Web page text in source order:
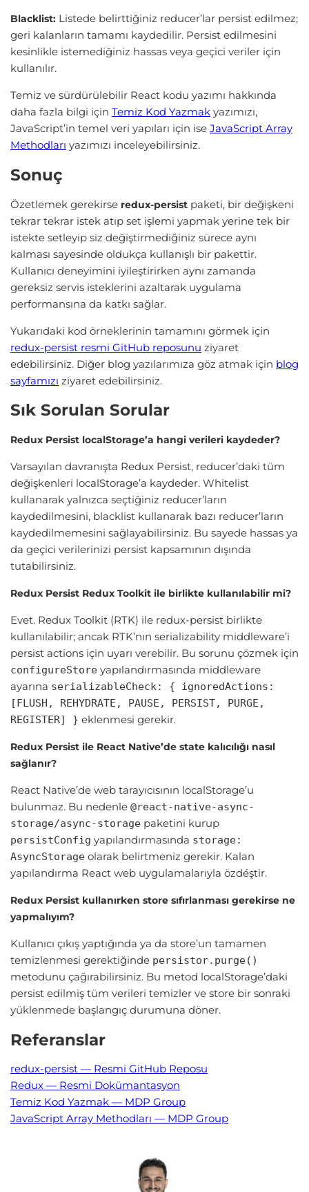
Blacklist: Listede belirttiğiniz reducer’lar persist edilmez;
geri kalanların tamamı kaydedilir. Persist edilmesini
kesinlikle istemediğiniz hassas veya geçici veriler için
kullanılır.
Temiz ve sürdürülebilir React kodu yazımı hakkında
daha fazla bilgi için Temiz Kod Yazmak yazımızı,
JavaScript’in temel veri yapıları için ise JavaScript Array
Methodları yazımızı inceleyebilirsiniz.
Sonuç
Özetlemek gerekirse redux-persist paketi, bir değişkeni
tekrar tekrar istek atıp set işlemi yapmak yerine tek bir
istekte setleyip siz değiştirmediğiniz sürece aynı
kalması sayesinde oldukça kullanışlı bir pakettir.
Kullanıcı deneyimini iyileştirirken aynı zamanda
gereksiz servis isteklerini azaltarak uygulama
performansına da katkı sağlar.
Yukarıdaki kod örneklerinin tamamını görmek için
redux-persist resmi GitHub reposunu ziyaret
edebilirsiniz. Diğer blog yazılarımıza göz atmak için blog
sayfamızı ziyaret edebilirsiniz.
Sık Sorulan Sorular
Redux Persist localStorage’a hangi verileri kaydeder?
Varsayılan davranışta Redux Persist, reducer’daki tüm
değişkenleri localStorage’a kaydeder. Whitelist
kullanarak yalnızca seçtiğiniz reducer’ların
kaydedilmesini, blacklist kullanarak bazı reducer’ların
kaydedilmemesini sağlayabilirsiniz. Bu sayede hassas ya
da geçici verilerinizi persist kapsamının dışında
tutabilirsiniz.
Redux Persist Redux Toolkit ile birlikte kullanılabilir mi?
Evet. Redux Toolkit (RTK) ile redux-persist birlikte
kullanılabilir; ancak RTK’nın serializability middleware’i
persist actions için uyarı verebilir. Bu sorunu çözmek için
configureStore yapılandırmasında middleware
ayarına serializableCheck: { ignoredActions:
[FLUSH, REHYDRATE, PAUSE, PERSIST, PURGE,
REGISTER] } eklenmesi gerekir.
Redux Persist ile React Native’de state kalıcılığı nasıl
sağlanır?
React Native’de web tarayıcısının localStorage’u
bulunmaz. Bu nedenle @react-native-async-
storage/async-storage paketini kurup
persistConfig yapılandırmasında storage:
AsyncStorage olarak belirtmeniz gerekir. Kalan
yapılandırma React web uygulamalarıyla özdéştir.
Redux Persist kullanırken store sıfırlanması gerekirse ne
yapmalıyım?
Kullanıcı çıkış yaptığında ya da store’un tamamen
temizlenmesi gerektiğinde persistor.purge()
metodunu çağırabilirsiniz. Bu metod localStorage’daki
persist edilmiş tüm verileri temizler ve store bir sonraki
yüklenmede başlangıç durumuna döner.
Referanslar
redux-persist — Resmi GitHub Reposu
Redux — Resmi Dokümantasyon
Temiz Kod Yazmak — MDP Group
JavaScript Array Methodları — MDP Group